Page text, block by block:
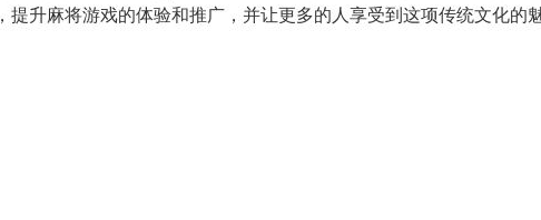
升麻将游戏的体验和推广，并让更多的人享受到这项传统文化的